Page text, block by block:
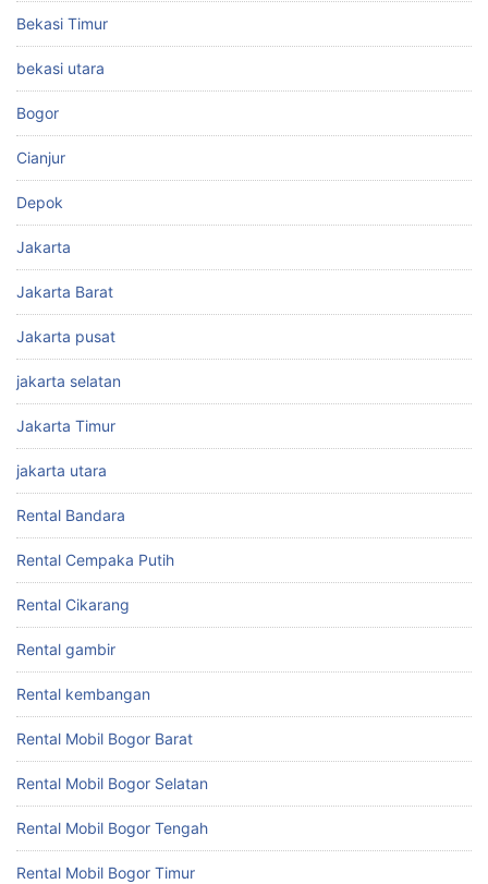
Bekasi Timur
bekasi utara
Bogor
Cianjur
Depok
Jakarta
Jakarta Barat
Jakarta pusat
jakarta selatan
Jakarta Timur
jakarta utara
Rental Bandara
Rental Cempaka Putih
Rental Cikarang
Rental gambir
Rental kembangan
Rental Mobil Bogor Barat
Rental Mobil Bogor Selatan
Rental Mobil Bogor Tengah
Rental Mobil Bogor Timur